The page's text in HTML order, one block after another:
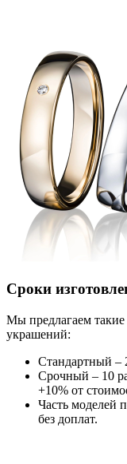
Сроки
Мы предлагаем такие
украшений:
Стандартный –
Срочный – 10
+10% от
Часть моделей
без доплат.